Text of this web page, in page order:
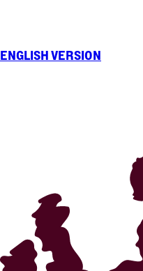
ENGLISH VERSION